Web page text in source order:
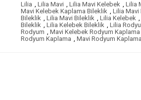
Lilia , Lilia Mavi , Lilia Mavi Kelebek , Lilia
Mavi Kelebek Kaplama Bileklik , Lilia Mavi
Bileklik , Lilia Mavi Bileklik , Lilia Kelebek ,
Bileklik , Lilia Kelebek Bileklik , Lilia
Rodyum , Mavi Kelebek Rodyum Kaplama
Rodyum Kaplama , Mavi Rodyum